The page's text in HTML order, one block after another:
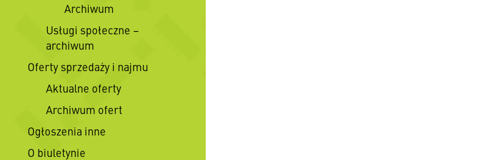
Archiwum
Usługi społeczne –
archiwum
Oferty sprzedaży i najmu
Aktualne oferty
Archiwum ofert
Ogłoszenia inne
O biuletynie